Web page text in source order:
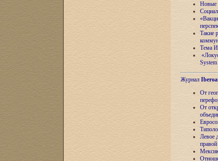
Новые
Такие
Тема
Журнал
От
От
Левое